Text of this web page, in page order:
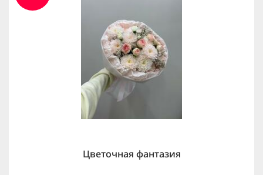
Цветочная фантазия